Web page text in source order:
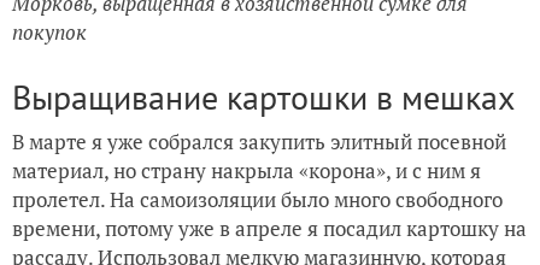
покупок
Выращивание картошки в мешках
В марте я уже собрался закупить элитный посевной
материал, но страну накрыла «корона», и с ним я
пролетел. На самоизоляции было много свободного
времени, потому уже в апреле я посадил картошку на
рассаду. Использовал мелкую магазинную, которая